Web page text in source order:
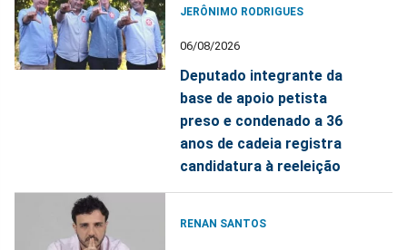
JERÔNIMO RODRIGUES
06/08/2026
Deputado integrante da
base de apoio petista
preso e condenado a 36
anos de cadeia registra
candidatura à reeleição
RENAN SANTOS